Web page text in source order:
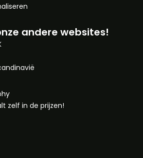
andere websites!
zelf in de prijzen!